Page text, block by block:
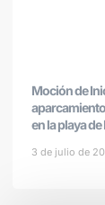
Moción de
en la playa
3 de julio de